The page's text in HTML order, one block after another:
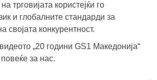
трговијата користејќи го
и глобалните стандарди за
својата конкурентност.
„20 години GS1 Македонија“
за нас.